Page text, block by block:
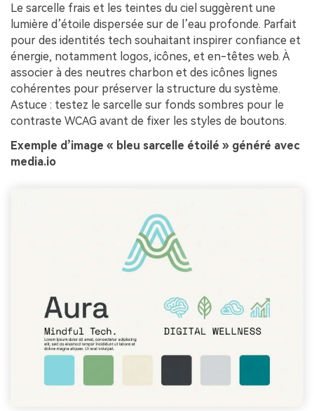
Le sarcelle frais et les teintes du ciel suggèrent une
lumière d’étoile dispersée sur de l’eau profonde. Parfait
pour des identités tech souhaitant inspirer confiance et
énergie, notamment logos, icônes, et en-têtes web. À
associer à des neutres charbon et des icônes lignes
cohérentes pour préserver la structure du système.
Astuce : testez le sarcelle sur fonds sombres pour le
contraste WCAG avant de fixer les styles de boutons.
Exemple d’image « bleu sarcelle étoilé » généré avec
media.io